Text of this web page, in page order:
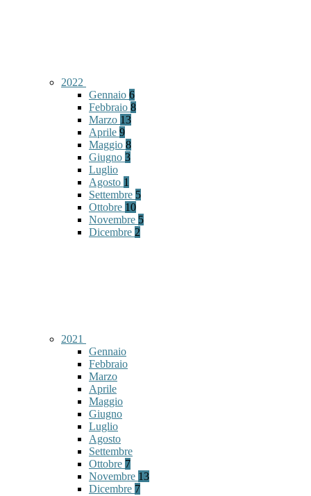
2022
Gennaio 6
Febbraio 8
Marzo 13
Aprile 9
Maggio 8
Giugno 3
Luglio
Agosto 1
Settembre 5
Ottobre 10
Novembre 5
Dicembre 2
2021
Gennaio
Febbraio
Marzo
Aprile
Maggio
Giugno
Luglio
Agosto
Settembre
Ottobre 7
Novembre 13
Dicembre 7